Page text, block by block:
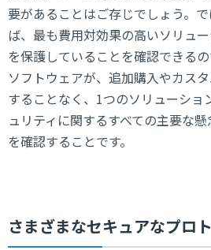
要があることはご存じでしょう。
ば、最も費用対効果の高いソリュ
を保護していることを確認できる
ソフトウェアが、追加購入やカス
することなく、1つのソリューショ
ュリティに関するすべての主要な
を確認することです。
さまざまなセキュアなプロ